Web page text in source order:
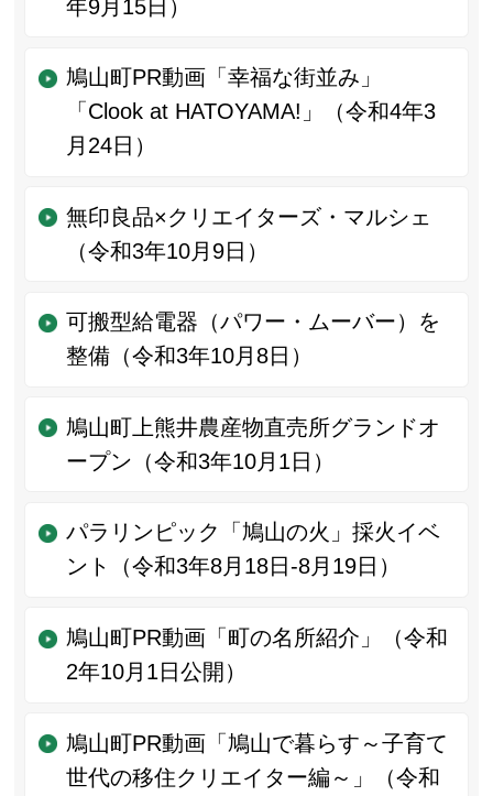
年9月15日）
鳩山町PR動画「幸福な街並み」
「Clook at HATOYAMA!」（令和4年3
月24日）
無印良品×クリエイターズ・マルシェ
（令和3年10月9日）
可搬型給電器（パワー・ムーバー）を
整備（令和3年10月8日）
鳩山町上熊井農産物直売所グランドオ
ープン（令和3年10月1日）
パラリンピック「鳩山の火」採火イベ
ント（令和3年8月18日-8月19日）
鳩山町PR動画「町の名所紹介」（令和
2年10月1日公開）
鳩山町PR動画「鳩山で暮らす～子育て
世代の移住クリエイター編～」（令和